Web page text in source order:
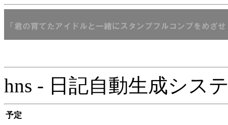
hns - 日記自動生成シス
予定